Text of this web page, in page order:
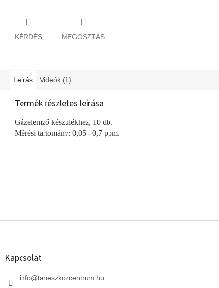
KÉRDÉS MEGOSZTÁS
Leírás Videók (1)
Termék részletes leírása
Gázelemző készülékhez, 10 db.
Mérési tartomány: 0,05 - 0,7 ppm.
L
Kapcsolat
info@taneszkozcentrum.hu